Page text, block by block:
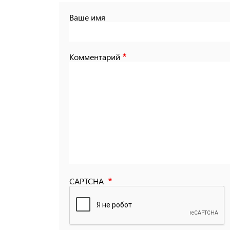
Ваше имя
Комментарий
CAPTCHA